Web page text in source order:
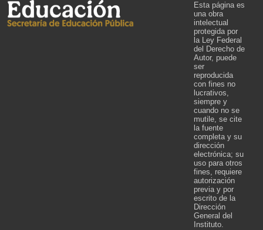
Esta página es
una obra
intelectual
protegida por
la Ley Federal
del Derecho de
Autor, puede
ser
reproducida
con fines no
lucrativos,
siempre y
cuando no se
mutile, se cite
la fuente
completa y su
dirección
electrónica; su
uso para otros
fines, requiere
autorización
previa y por
escrito de la
Dirección
General del
Instituto.